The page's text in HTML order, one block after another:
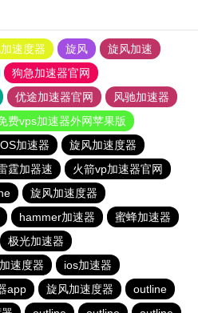
速度器 旋风
旋风加速
狗急加速器官网
优途加速器官网
风驰加速器
费vps加速器外网苹果版
加速器
旋风加速度器
霆加器速
火箭vp加速器官网
旋风加速度器
hammer加速器
蜜蜂加速器
极光加速器
速度器
ios加速器
app 旋风加速度器
outline